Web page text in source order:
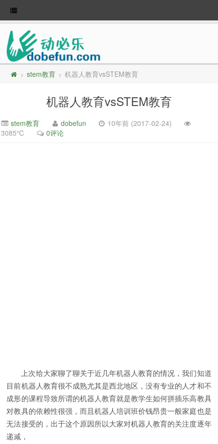
> stem教育 > 机器人教育vsSTEM教育
机器人教育vsSTEM教育
stem教育 dobefun
10年前 (2017-02-24)
3085℃
0评论
上次给大家聊了聊关于近几年机器人教育的情况，我们知道
目前机器人教育很不成熟尤其是西北地区，没有专业的人才和不
成形的课程导致所谓的机器人教育就是教学生如何拼插乐高教具
对教具的依赖性很强，而且机器人培训班价钱昂贵一般家庭也是
无法接受的，出于这个原因所以大家对机器人教育的关注度逐年
递减，